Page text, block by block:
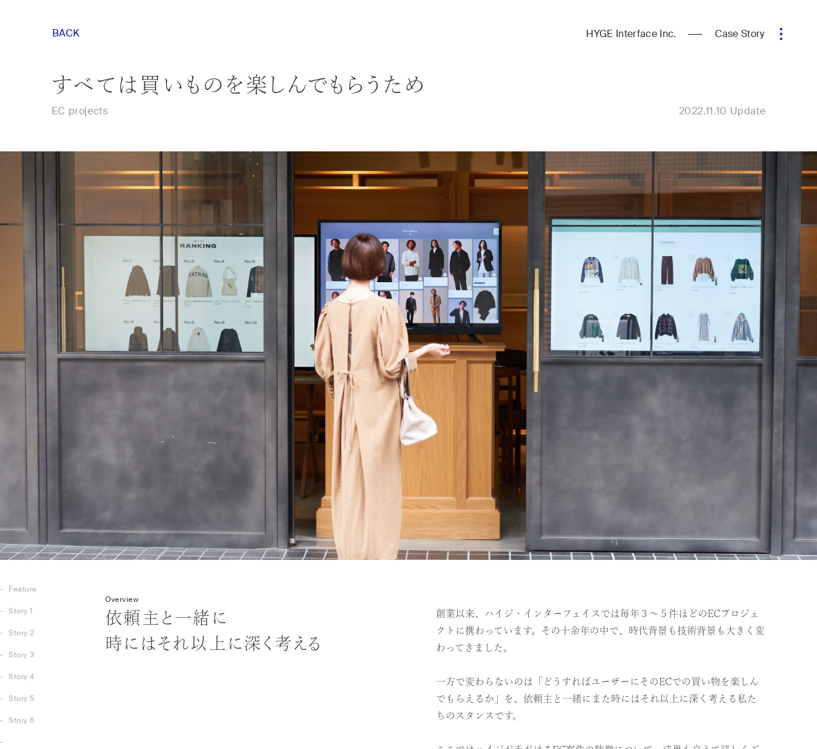
HYGE Interface Inc. Case Story
BACK
すべては買いものを楽しんでもらうため
EC projects 2022.11.10 Update
Feature
Story 1
Story 2
Story 3
Story 4
Story 5
Story 6
Overview
依頼主と一緒に
時にはそれ以上に深く考える
創業以来、ハイジ・インターフェイスでは毎年３〜５件ほどのECプロジェ
クトに携わっています。その十余年の中で、時代背景も技術背景も大きく変
わってきました。
一方で変わらないのは「どうすればユーザーにそのECでの買い物を楽しん
でもらえるか」を、依頼主と一緒にまた時にはそれ以上に深く考える私た
ちのスタンスです。